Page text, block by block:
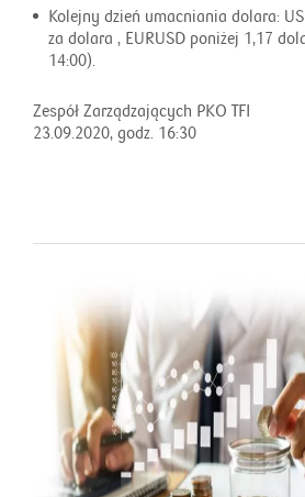
Kolejny dzień umacniania dolara:
za dolara , EURUSD poniżej 1,17
14:00).
Zespół Zarządzających PKO TFI
23.09.2020, godz. 16:30